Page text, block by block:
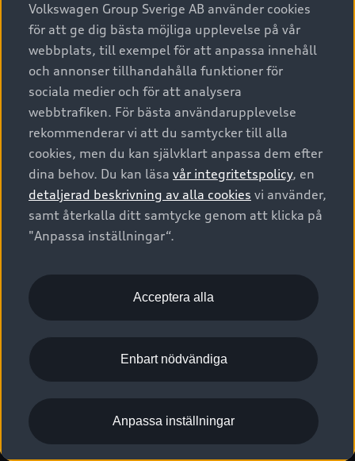
A6 modellerna
SUV
Avant
Audi Sport
Privatleasing
Nya bilar i lager
Begagnade bilar i lager
Audi approved :plus - så gott som nya
Finansiering
Audi exclusive
Provkörning
Service & tillbehör
Audi digital services
Originaltillbehör - köp online
Garantier
Försäkring
Digitala manualer för din Audi
Audi Collection – livsstilsartiklar
Vanliga frågor
2G/3G nätet stängs ned - Hur påverkas min bil av detta?
Tjänstebil
Tjänstebil
Business lease online
Företagsleasing
Om Audi Sverige
Kontakta oss
Audi Återförsäljare/-serviceverkstad
myAudi
Pressmeddelanden
Nyhetsbrev
Vårt hållbarhetsarbete
Lediga tjänster huvudkontor
Lediga tjänster hos Audi Återförsäljare
Kommentar till mediauppgifter om dataläcka
© 2026 AUDI SVERIGE. All Rights Reserved.
Utgivare Juridiskt
Juridiskt Audi AG
Juridiskt Audi Digital Giveaway
Anpassa inställningar för cookies
Visselblåsarkanaler
Volkswagen Group Sverige AB använder cookies
för att ge dig bästa möjliga upplevelse på vår
webbplats, till exempel för att anpassa innehåll
och annonser tillhandahålla funktioner för
sociala medier och för att analysera
webbtrafiken. För bästa användarupplevelse
rekommenderar vi att du samtycker till alla
cookies, men du kan självklart anpassa dem efter
dina behov. Du kan läsa vår integritetspolicy, en
detaljerad beskrivning av alla cookies vi använder,
samt återkalla ditt samtycke genom att klicka på
"Anpassa inställningar“.
Acceptera alla
Enbart nödvändiga
Anpassa inställningar